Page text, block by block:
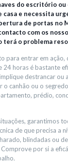
do escritório
casa e necessita
de portas no
com os
terá o problema
para entrar em ação,
24 horas é bastante
destrancar ou
o canhão ou o
prédio,
garantimos
de que precisa a
blindadas ou
por si a